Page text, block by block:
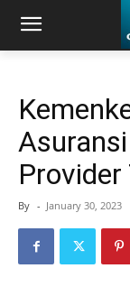
By - January 30, 2023